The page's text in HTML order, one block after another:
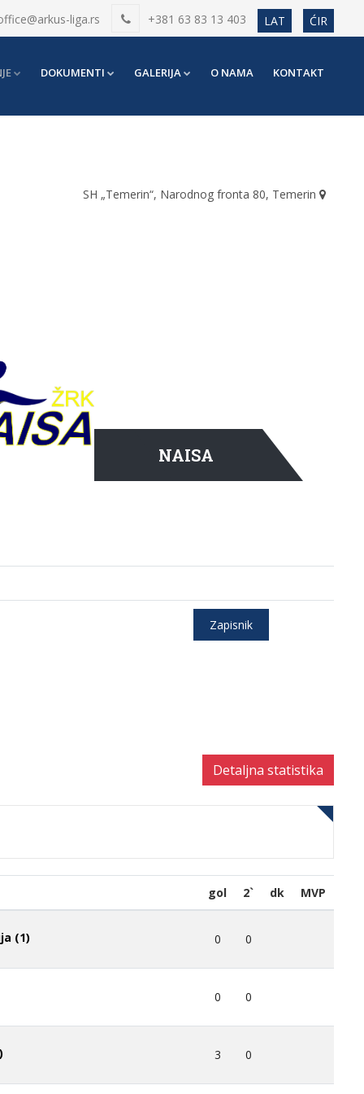
liga.rs +381 63 83 13 403 LAT ĆIR
DOKUMENTI GALERIJA O NAMA KONTAKT
SH „Temerin“, Narodnog fronta 80, Temerin
NAISA
Zapisnik
Detaljna statistika
gol 2` dk MVP
(1) 0 0
0 0
3 0